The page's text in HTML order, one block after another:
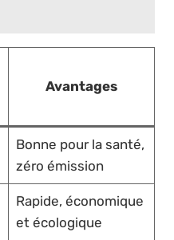
Avantages
Bonne pour la santé,
zéro émission
Rapide, économique
et écologique